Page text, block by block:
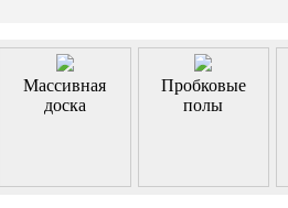
Массивная
доска
Пробковые
полы